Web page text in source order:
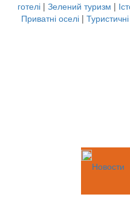
готелі | Зелений туризм |
Приватні оселі |
Новости